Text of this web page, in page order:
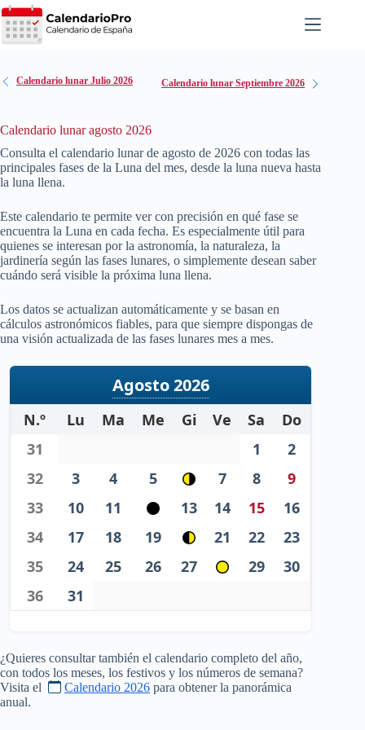
Saltar
al
contenido
Calendario lunar Julio 2026 Calendario lunar Septiembre 2026
Calendario lunar agosto 2026
Consulta el calendario lunar de agosto de 2026 con todas las
principales fases de la Luna del mes, desde la luna nueva hasta
la luna llena.
Este calendario te permite ver con precisión en qué fase se
encuentra la Luna en cada fecha. Es especialmente útil para
quienes se interesan por la astronomía, la naturaleza, la
jardinería según las fases lunares, o simplemente desean saber
cuándo será visible la próxima luna llena.
Los datos se actualizan automáticamente y se basan en
cálculos astronómicos fiables, para que siempre dispongas de
una visión actualizada de las fases lunares mes a mes.
Agosto 2026
N.º Lu Ma Me Gi Ve Sa
Do
31
1
2
32
3 4 5 7 8
9
33
10 11 13 14 15
16
34
17 18 19 21 22
23
35
24 25 26 27 29
30
36
31
¿Quieres consultar también el calendario completo del año,
con todos los meses, los festivos y los números de semana?
Visita el
Calendario 2026 para obtener la panorámica
anual.